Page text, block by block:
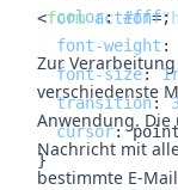
color: #fff;
font-weight :
font-size:
transition:
cursor:
}
<form action=
Zur
verschiedenste
Anwendung. Die
Nachricht mit
bestimmte E-